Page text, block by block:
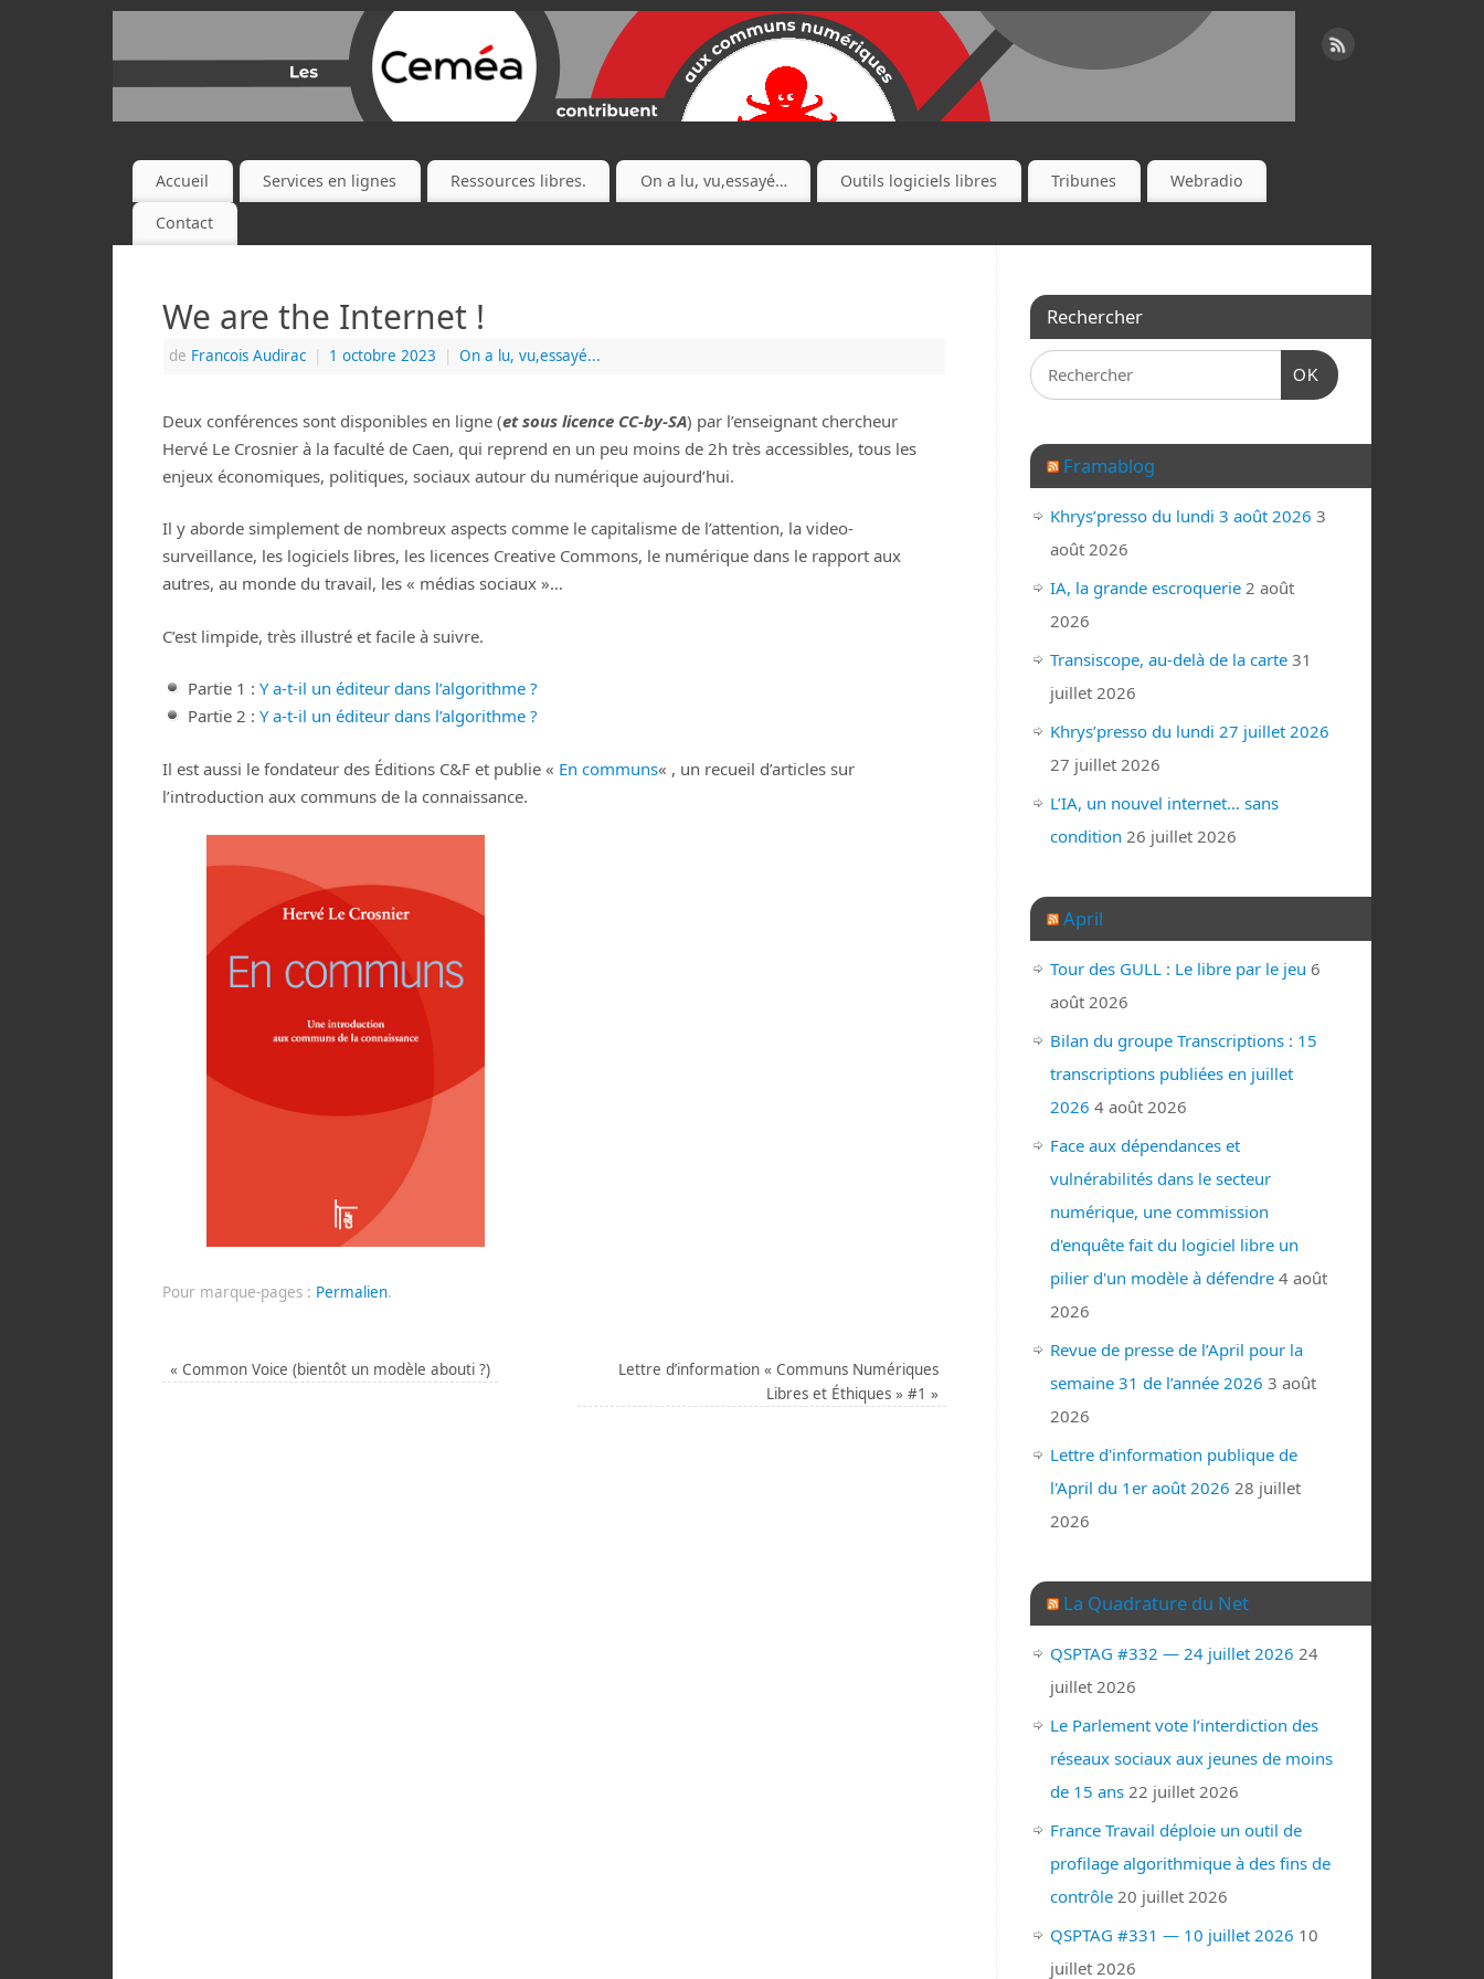
Accueil Services en lignes Ressources libres. On a lu, vu,essayé… Outils logiciels libres Tribunes Webradio
Contact
We are the Internet !
de Francois Audirac | 1 octobre 2023 | On a lu, vu,essayé...
Deux conférences sont disponibles en ligne (et sous licence CC-by-SA) par l’enseignant chercheur
Hervé Le Crosnier à la faculté de Caen, qui reprend en un peu moins de 2h très accessibles, tous les
enjeux économiques, politiques, sociaux autour du numérique aujourd’hui.
Il y aborde simplement de nombreux aspects comme le capitalisme de l’attention, la video-
surveillance, les logiciels libres, les licences Creative Commons, le numérique dans le rapport aux
autres, au monde du travail, les « médias sociaux »…
C’est limpide, très illustré et facile à suivre.
Partie 1 : Y a-t-il un éditeur dans l’algorithme ?
Partie 2 : Y a-t-il un éditeur dans l’algorithme ?
Il est aussi le fondateur des Éditions C&F et publie « En communs« , un recueil d’articles sur
l’introduction aux communs de la connaissance.
Pour marque-pages : Permalien.
« Common Voice (bientôt un modèle abouti ?)
Lettre d’information « Communs Numériques
Libres et Éthiques » #1 »
Rechercher
OK
Framablog
Khrys’presso du lundi 3 août 2026 3
août 2026
IA, la grande escroquerie 2 août
2026
Transiscope, au-delà de la carte 31
juillet 2026
Khrys’presso du lundi 27 juillet 2026
27 juillet 2026
L’IA, un nouvel internet… sans
condition 26 juillet 2026
April
Tour des GULL : Le libre par le jeu 6
août 2026
Bilan du groupe Transcriptions : 15
transcriptions publiées en juillet
2026 4 août 2026
Face aux dépendances et
vulnérabilités dans le secteur
numérique, une commission
d'enquête fait du logiciel libre un
pilier d'un modèle à défendre 4 août
2026
Revue de presse de l’April pour la
semaine 31 de l’année 2026 3 août
2026
Lettre d'information publique de
l'April du 1er août 2026 28 juillet
2026
La Quadrature du Net
QSPTAG #332 — 24 juillet 2026 24
juillet 2026
Le Parlement vote l’interdiction des
réseaux sociaux aux jeunes de moins
de 15 ans 22 juillet 2026
France Travail déploie un outil de
profilage algorithmique à des fins de
contrôle 20 juillet 2026
QSPTAG #331 — 10 juillet 2026 10
juillet 2026